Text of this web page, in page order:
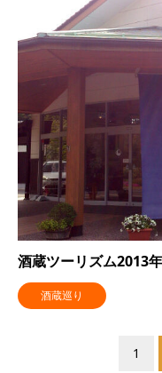
酒蔵ツーリズム2013
酒蔵巡り
1